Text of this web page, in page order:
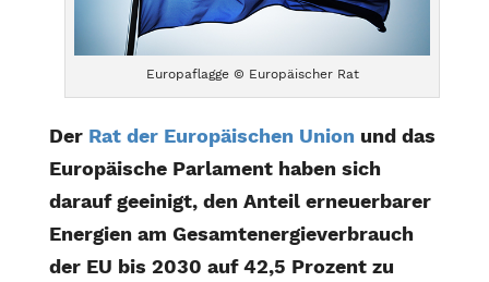
Europaflagge © Europäischer Rat
Der Rat der Europäischen Union und das
Europäische Parlament haben sich
darauf geeinigt, den Anteil erneuerbarer
Energien am Gesamtenergieverbrauch
der EU bis 2030 auf 42,5 Prozent zu